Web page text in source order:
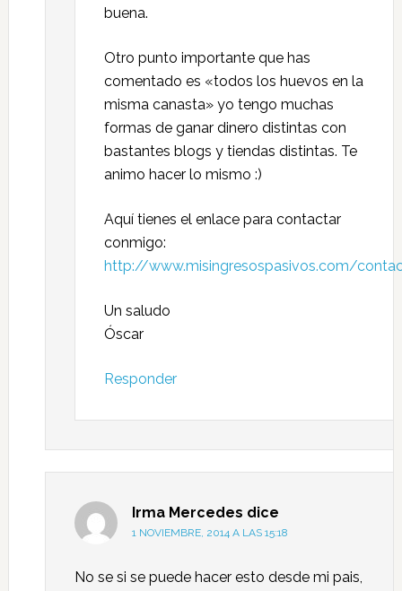
buena.
Otro punto importante que has
comentado es «todos los huevos en la
misma canasta» yo tengo muchas
formas de ganar dinero distintas con
bastantes blogs y tiendas distintas. Te
animo hacer lo mismo :)
Aquí tienes el enlace para contactar
conmigo:
http://www.misingresospasivos.com/
Un saludo
Óscar
Responder
Irma Mercedes dice
1 NOVIEMBRE, 2014 A LAS 15:18
No se si se puede hacer esto desde mi pais,